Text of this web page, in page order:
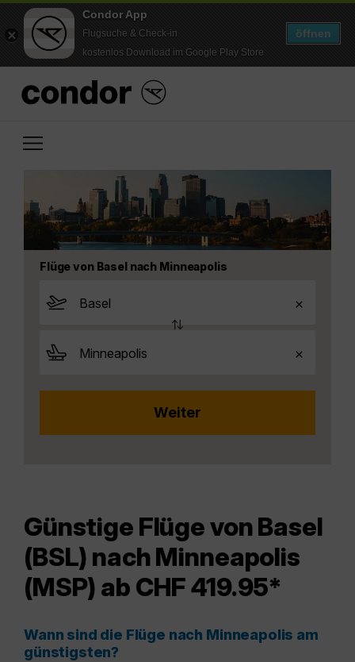
Condor App
Flugsuche & Check-in
kostenlos Download im Google Play Store
öffnen
Flüge von Basel nach Minneapolis
Günstige Flüge von Basel
(BSL) nach Minneapolis
(MSP) ab CHF 419.95*
Wann sind die Flüge nach Minneapolis am
günstigsten?